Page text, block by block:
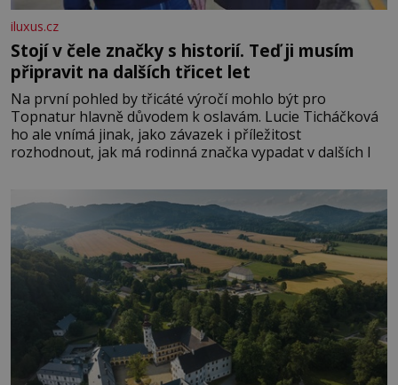
iluxus.cz
Stojí v čele značky s historií. Teď ji musím
připravit na dalších třicet let
Na první pohled by třicáté výročí mohlo být pro
Topnatur hlavně důvodem k oslavám. Lucie Ticháčková
ho ale vnímá jinak, jako závazek i příležitost
rozhodnout, jak má rodinná značka vypadat v dalších l